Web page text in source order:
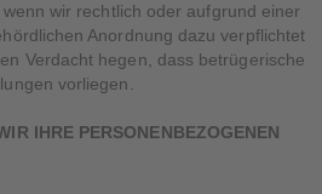
wir rechtlich oder aufgrund einer
Anordnung dazu verpflichtet
Verdacht hegen, dass betrügerische
vorliegen.
IHRE PERSONENBEZOGENEN